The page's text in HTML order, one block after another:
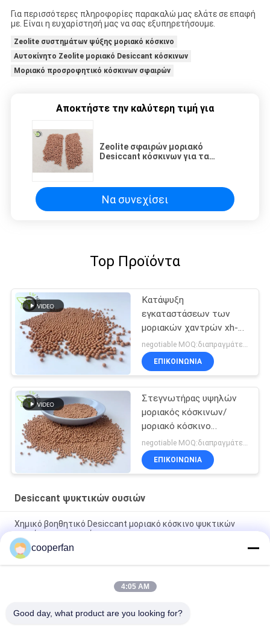
Για περισσότερες πληροφορίες παρακαλώ μας ελάτε σε επαφή
με. Είναι η ευχαρίστησή μας να σας εξυπηρετήσουμε.
Zeolite συστημάτων ψύξης μοριακό κόσκινο
Αυτοκίνητο Zeolite μοριακό Desiccant κόσκινων
Μοριακό προσροφητικό κόσκινων σφαιρών
Αποκτήστε την καλύτερη τιμή για
Zeolite σφαιρών μοριακό
Desiccant κόσκινων για τα
Να συνεχίσει
Top Προϊόντα
Κατάψυξη
εγκαταστάσεων των
μοριακών χαντρών xh-9
κόσκινων κόσκινων
ξηρότερων/μοριακών
negotiable MOQ:διαπραγμάτευση
ΕΠΙΚΟΙΝΩΝΙΑ
Στεγνωτήρας υψηλών
μοριακός κόσκινων/
μοριακό κόσκινο
Zeochem ψυκτικών
ουσιών
ΕΠΙΚΟΙΝΩΝΙΑ
Desiccant ψυκτικών ουσιών
Χημικό βοηθητικό Desiccant μοριακό κόσκινο ψυκτικών
ουσιών για το ψυγείο
Χημικές βοηθητικές πρακτόρων Desiccant χάντρες
κόσκινων ψυκτικών ουσιών μοριακές
Ενεργοποιημένες αλουμίνας Desiccant χάντρες 25kg/bag
cooperfan
4:05 AM
Good day, what product are you looking for?